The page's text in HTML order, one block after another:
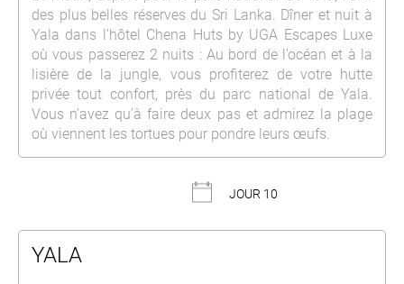
des plus belles réserves du Sri Lanka. Dîner et nuit à
Yala dans l’hôtel Chena Huts by UGA Escapes Luxe
où vous passerez 2 nuits : Au bord de l’océan et à la
lisière de la jungle, vous profiterez de votre hutte
privée tout confort, près du parc national de Yala.
Vous n’avez qu’à faire deux pas et admirez la plage
où viennent les tortues pour pondre leurs œufs.
JOUR 10
YALA